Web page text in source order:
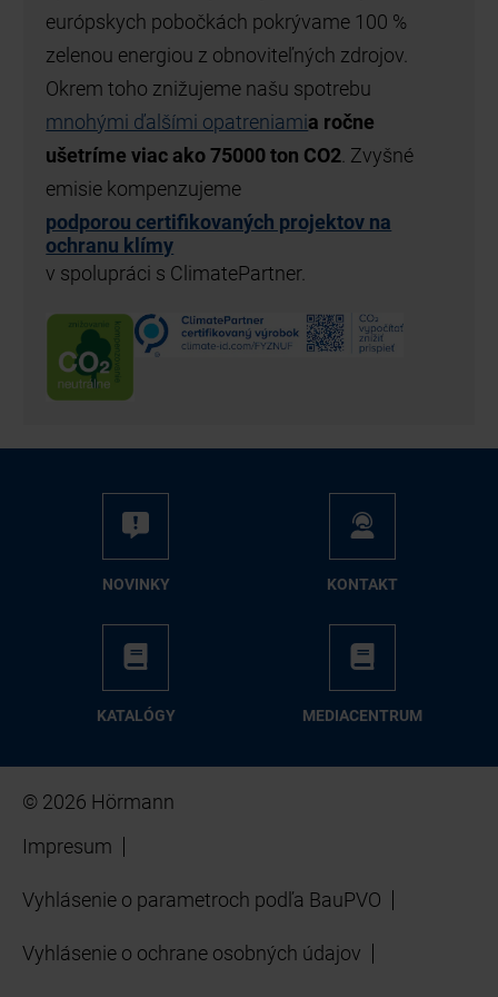
a ročne
CO2
na
požiaru môžete vykonať bez
problémov. Spoločnosť
ponúka komplexný systém
Samostatne vyvinutý systém
individuálnym riadením vjazdu a
Oprávnenia na príjazd sa
prostredníctvom rôznych
alebo rozpoznávanie
Takisto môžete spravovať
používateľov s rôznymi
NO­VIN­KY KON­TAKT
KA­TA­LÓ­GY ME­DIA­CEN­TRUM
© 2026 Hörmann
Impresum
Vyhlásenie o parametroch podľa BauPVO
Vyhlásenie o ochrane osobných údajov